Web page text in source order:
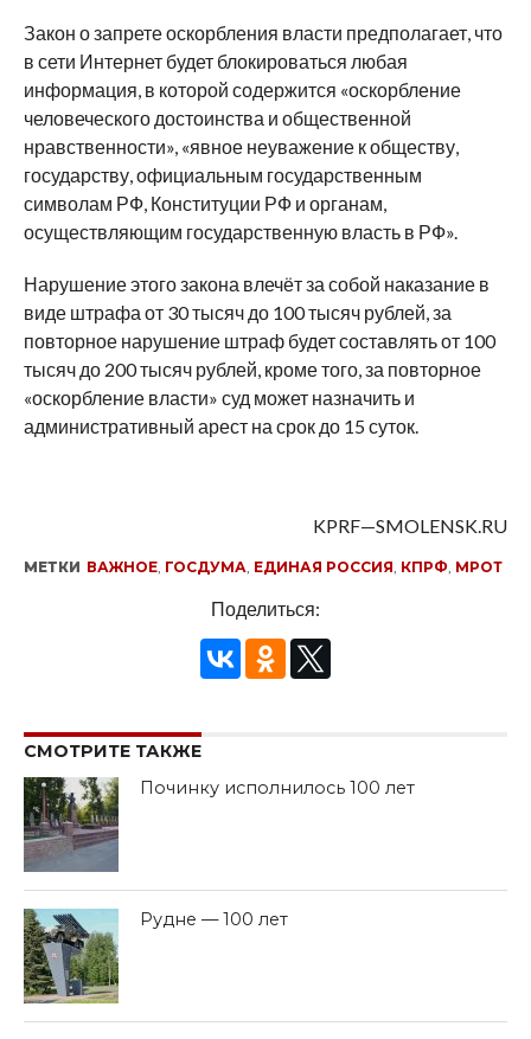
Закон о запрете оскорбления власти предполагает, что
в сети Интернет будет блокироваться любая
информация, в которой содержится «оскорбление
человеческого достоинства и общественной
нравственности», «явное неуважение к обществу,
государству, официальным государственным
символам РФ, Конституции РФ и органам,
осуществляющим государственную власть в РФ».
Нарушение этого закона влечёт за собой наказание в
виде штрафа от 30 тысяч до 100 тысяч рублей, за
повторное нарушение штраф будет составлять от 100
тысяч до 200 тысяч рублей, кроме того, за повторное
«оскорбление власти» суд может назначить и
административный арест на срок до 15 суток.
KPRF—SMOLENSK.RU
МЕТКИ ВАЖНОЕ, ГОСДУМА, ЕДИНАЯ РОССИЯ, КПРФ, МРОТ
Поделиться:
СМОТРИТЕ ТАКЖЕ
Починку исполнилось 100 лет
Рудне — 100 лет